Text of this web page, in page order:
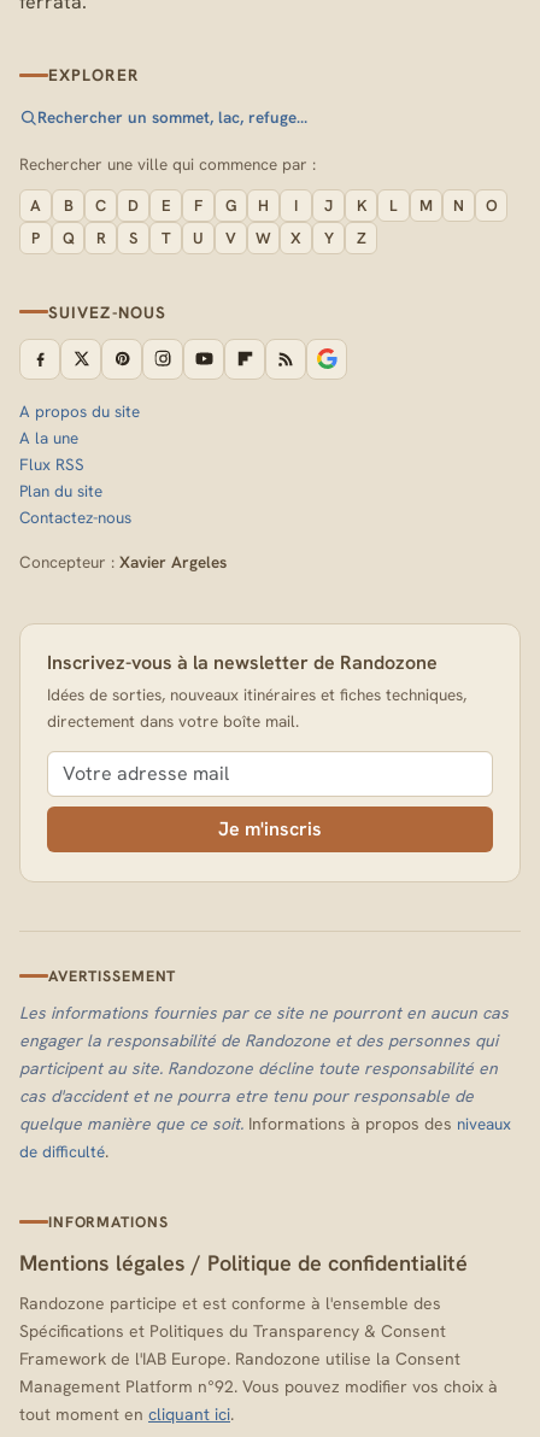
EXPLORER
Rechercher un sommet, lac, refuge…
Rechercher une ville qui commence par :
A B C D E F G H I J K L M N
O
P
Q R S T U V W X Y Z
SUIVEZ-NOUS
A propos du site
A la une
Flux RSS
Plan du site
Contactez-nous
Concepteur : Xavier Argeles
Inscrivez-vous à la newsletter de Randozone
Idées de sorties, nouveaux itinéraires et fiches techniques,
directement dans votre boîte mail.
Je m'inscris
AVERTISSEMENT
Les informations fournies par ce site ne pourront en aucun cas
engager la responsabilité de Randozone et des personnes qui
participent au site. Randozone décline toute responsabilité en
cas d'accident et ne pourra etre tenu pour responsable de
quelque manière que ce soit. Informations à propos des niveaux
de difficulté.
INFORMATIONS
Mentions légales / Politique de confidentialité
Randozone participe et est conforme à l'ensemble des
Spécifications et Politiques du Transparency & Consent
Framework de l'IAB Europe. Randozone utilise la Consent
Management Platform n°92. Vous pouvez modifier vos choix à
tout moment en cliquant ici.